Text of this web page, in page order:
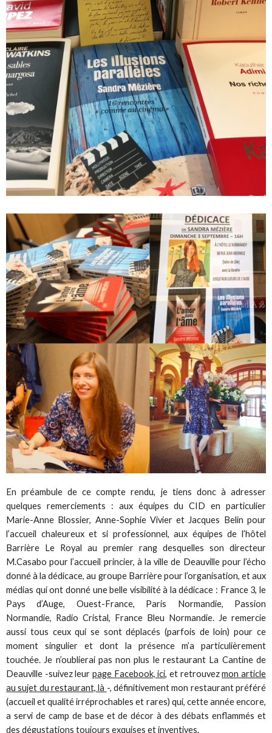
En préambule de ce compte rendu, je tiens donc à adresser
quelques remerciements : aux équipes du CID en particulier
Marie-Anne Blossier, Anne-Sophie Vivier et Jacques Belin pour
l’accueil chaleureux et si professionnel, aux équipes de l’hôtel
Barrière Le Royal au premier rang desquelles son directeur
M.Casabo pour l’accueil princier, à la ville de Deauville pour l’écho
donné à la dédicace, au groupe Barrière pour l’organisation, et aux
médias qui ont donné une belle visibilité à la dédicace : France 3, le
Pays d’Auge, Ouest-France, Paris Normandie, Passion
Normandie, Radio Cristal, France Bleu Normandie. Je remercie
aussi tous ceux qui se sont déplacés (parfois de loin) pour ce
moment singulier et dont la présence m’a particulièrement
touchée. Je n’oublierai pas non plus le restaurant La Cantine de
Deauville -suivez leurpage Facebook, ici, et retrouvezmon article
au sujet du restaurant, là -, définitivement mon restaurant préféré
(accueil et qualité irréprochables et rares) qui, cette année encore,
a servi de camp de base et de décor à des débats enflammés et
des dégustations toujours exquises et inventives.